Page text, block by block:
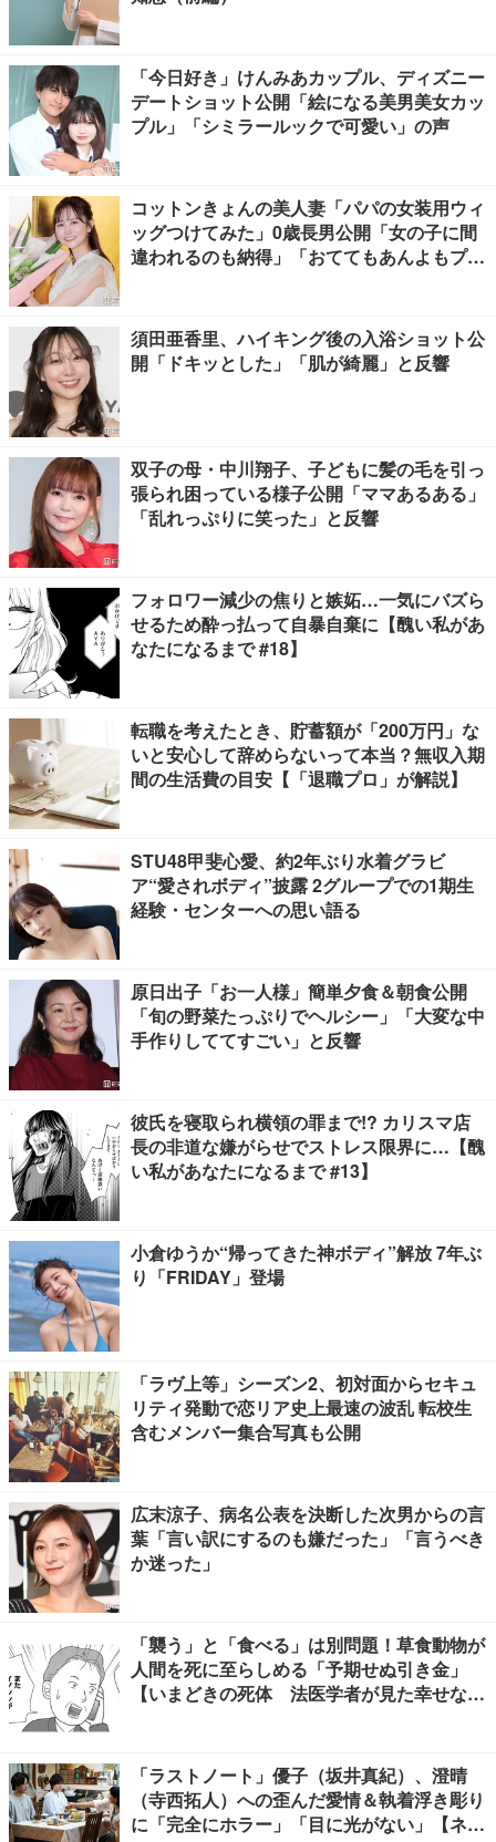
「今日好き」けんみあカップル、ディズニー
デートショット公開「絵になる美男美女カッ
プル」「シミラールックで可愛い」の声
コットンきょんの美人妻「パパの女装用ウィ
ッグつけてみた」0歳長男公開「女の子に間
違われるのも納得」「おててもあんよもプリ
須田亜香里、ハイキング後の入浴ショット公
開「ドキッとした」「肌が綺麗」と反響
双子の母・中川翔子、子どもに髪の毛を引っ
張られ困っている様子公開「ママあるある」
「乱れっぷりに笑った」と反響
フォロワー減少の焦りと嫉妬…一気にバズら
せるため酔っ払って自暴自棄に【醜い私があ
なたになるまで #18】
転職を考えたとき、貯蓄額が「200万円」な
いと安心して辞めらないって本当？無収入期
間の生活費の目安【「退職プロ」が解説】
STU48甲斐心愛、約2年ぶり水着グラビ
ア“愛されボディ”披露 2グループでの1期生
経験・センターへの思い語る
原日出子「お一人様」簡単夕食＆朝食公開
「旬の野菜たっぷりでヘルシー」「大変な中
手作りしててすごい」と反響
彼氏を寝取られ横領の罪まで!? カリスマ店
長の非道な嫌がらせでストレス限界に…【醜
い私があなたになるまで #13】
小倉ゆうか“帰ってきた神ボディ”解放 7年ぶ
り「FRIDAY」登場
「ラヴ上等」シーズン2、初対面からセキュ
リティ発動で恋リア史上最速の波乱 転校生
含むメンバー集合写真も公開
広末涼子、病名公表を決断した次男からの言
葉「言い訳にするのも嫌だった」「言うべき
か迷った」
「襲う」と「食べる」は別問題！草食動物が
人間を死に至らしめる「予期せぬ引き金」
【いまどきの死体 法医学者が見た幸せな死
「ラストノート」優子（坂井真紀）、澄晴
（寺西拓人）への歪んだ愛情＆執着浮き彫り
に「完全にホラー」「目に光がない」【ネタ